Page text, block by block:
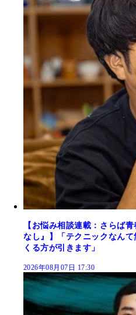
【お悩み相談連載：さらば
なし』】「テクニックなん
くる方が引きます」
2026年08月07日 17:30